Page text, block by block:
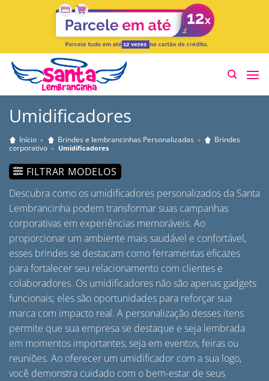
Umidificadores
Início » Brindes e lembrancinhas Personalizadas »
Brindes
corporativo » Umidificadores
FILTRAR MODELOS
Descubra como os umidificadores personalizados da Santa
Lembrancinha podem transformar suas campanhas
corporativas em experiências memoráveis. Ao
proporcionar um ambiente mais saudável e confortável,
esses brindes se destacam como ferramentas eficazes
para fortalecer seu relacionamento com clientes e
colaboradores. Os umidificadores não são apenas gadgets
funcionais; eles são oportunidades para reforçar sua
marca com impacto real. A personalização desses itens
permite que sua empresa se destaque e seja lembrada
em momentos importantes, seja em eventos, feiras ou
reuniões. Ao oferecer um umidificador com a sua logo,
você demonstra cuidado com o bem-estar de seus